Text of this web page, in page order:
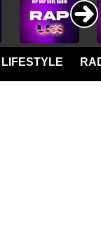
LIFESTYLE